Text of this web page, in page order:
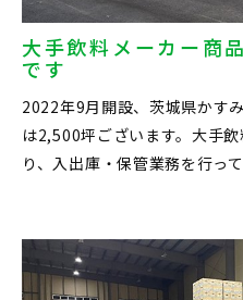
大手飲料メーカー商
です
2022年9月開設、茨城県かす
は2,500坪ございます。大手
り、入出庫・保管業務を行って